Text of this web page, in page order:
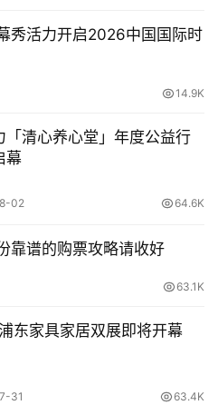
秀活力开启2026中国国际时
14.9K
「清心养心堂」年度公益行
幕
02 64.6K
靠谱的购票攻略请收好
63.1K
东家具家居双展即将开幕
31 63.4K